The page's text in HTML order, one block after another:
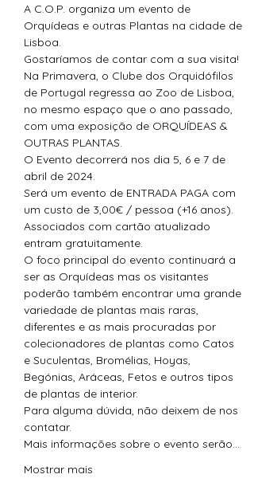
A C.O.P. organiza um evento de
Orquídeas e outras Plantas na cidade de
Lisboa.
Gostaríamos de contar com a sua visita!
Na Primavera, o Clube dos Orquidófilos
de Portugal regressa ao Zoo de Lisboa,
no mesmo espaço que o ano passado,
com uma exposição de ORQUÍDEAS &
OUTRAS PLANTAS.
O Evento decorrerá nos dia 5, 6 e 7 de
abril de 2024.
Será um evento de ENTRADA PAGA com
um custo de 3,00€ / pessoa (+16 anos).
Associados com cartão atualizado
entram gratuitamente.
O foco principal do evento continuará a
ser as Orquídeas mas os visitantes
poderão também encontrar uma grande
variedade de plantas mais raras,
diferentes e as mais procuradas por
colecionadores de plantas como Catos
e Suculentas, Bromélias, Hoyas,
Begónias, Aráceas, Fetos e outros tipos
de plantas de interior.
Para alguma dúvida, não deixem de nos
contatar.
Mais informações sobre o evento serão…
Mostrar mais